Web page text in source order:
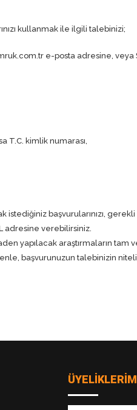
kullanmak ile ilgili talebinizi;
e-posta adresine,
T.C. kimlik numarası,
istediğiniz başvurularınızı,
adresine verebilirsiniz.
yapılacak araştırmaların
başvurunuzun talebinizin